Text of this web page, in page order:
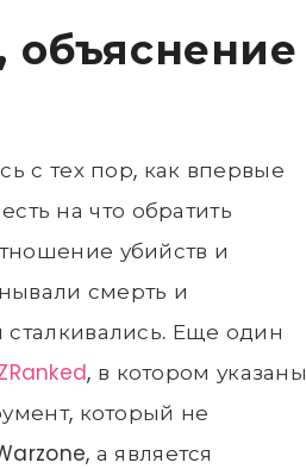
объяснение
с тех пор, как впервые
на что обратить
убийств и
смерть и
Еще один
, в котором указаны
который не
а является